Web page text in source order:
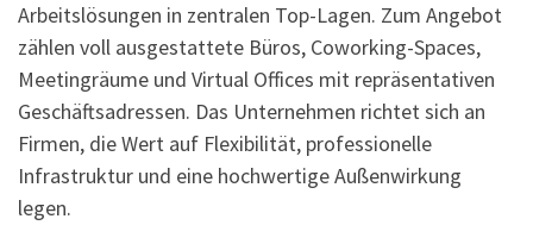
Arbeitslösungen in zentralen Top-Lagen. Zum Angebot
zählen voll ausgestattete Büros, Coworking-Spaces,
Meetingräume und Virtual Offices mit repräsentativen
Geschäftsadressen. Das Unternehmen richtet sich an
Firmen, die Wert auf Flexibilität, professionelle
Infrastruktur und eine hochwertige Außenwirkung
legen.